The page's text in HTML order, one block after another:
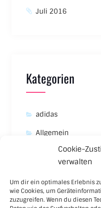
Cookie-
verwalten
Um dir ein optimales Erlebnis
wie Cookies, um
zuzugreifen. Wenn du diesen
Juli 2016
Kategorien
adidas
Allgemein
New Balance